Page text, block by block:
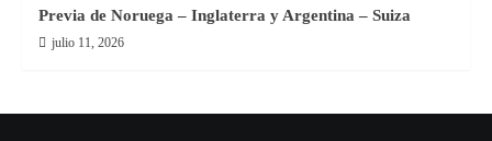
Previa de Noruega – Inglaterra y Argentina – Suiza
julio 11, 2026